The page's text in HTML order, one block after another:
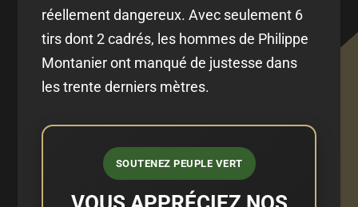
réellement dangereux. Avec seulement 6
tirs dont 2 cadrés, les hommes de Philippe
Montanier ont manqué de justesse dans
les trente derniers mètres.
SOUTENEZ PEUPLE VERT